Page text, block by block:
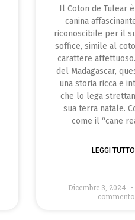
Il Coton de Tulear
canina
riconoscibile per il
soffice, simile al
carattere
del Madagascar,
una storia ricca e
che lo lega
sua terra natale.
come il “cane
LEGGI
Dicembre 3, 2024
commento